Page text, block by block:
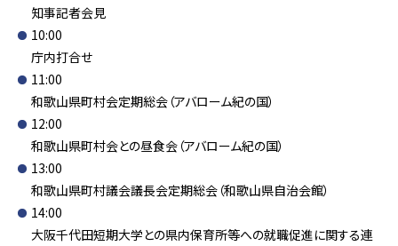
知事記者会見
10:00
庁内打合せ
11:00
和歌山県町村会定期総会（アバローム紀の国）
12:00
和歌山県町村会との昼食会（アバローム紀の国）
13:00
和歌山県町村議会議長会定期総会（和歌山県自治会館）
14:00
大阪千代田短期大学との県内保育所等への就職促進に関する連